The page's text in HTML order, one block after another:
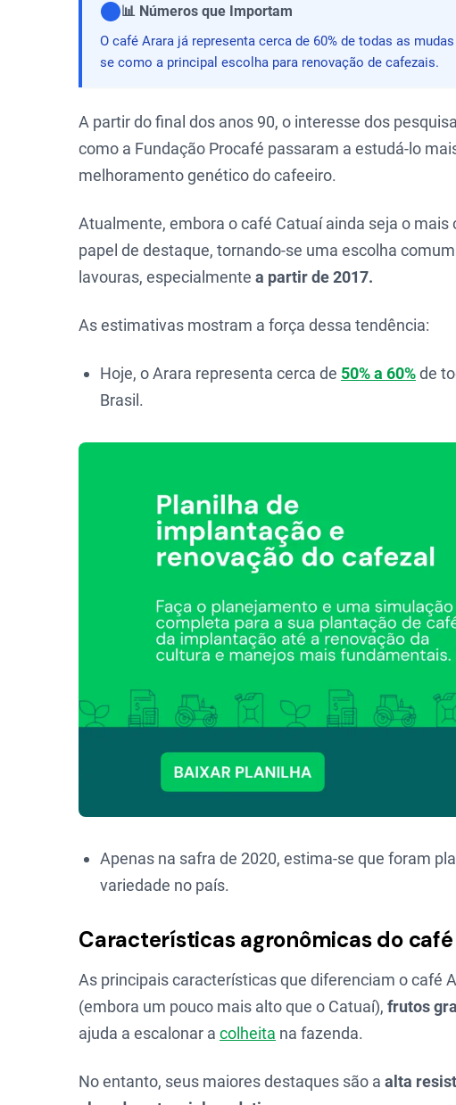
📊 Números que Importam
O café Arara já representa cerca de 60% de todas as
se como a principal escolha para renovação de cafezais.
A partir do final dos anos 90, o interesse dos
como a Fundação Procafé passaram a estudá-lo
melhoramento genético do cafeeiro.
Atualmente, embora o café Catuaí ainda seja o
papel de destaque, tornando-se uma escolha
lavouras, especialmente a partir de 2017.
As estimativas mostram a força dessa tendência:
Hoje, o Arara representa cerca de 50% a 60%de
Brasil.
Apenas na safra de 2020, estima-se que foram
variedade no país.
Características agronômicas do
As principais características que diferenciam o café
(embora um pouco mais alto que o Catuaí), frutos
ajuda a escalonar a colheita na fazenda.
No entanto, seus maiores destaques são a alta